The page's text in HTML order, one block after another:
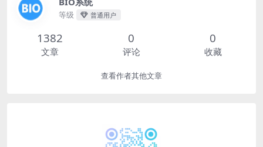
等级 普通用户
1382
文章
0
评论
0
收藏
查看作者其他文章